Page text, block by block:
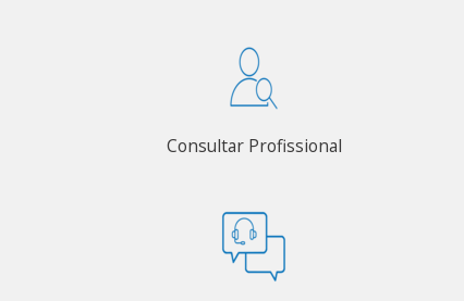
Consultar Profissional